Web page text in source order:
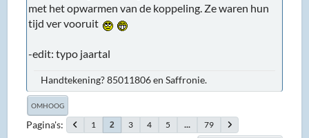
met het opwarmen van de koppeling. Ze waren hun
tijd ver vooruit
-edit: typo jaartal
Handtekening? 85011806 en Saffronie.
OMHOOG
Pagina's 1 2 3 4 5 ... 79